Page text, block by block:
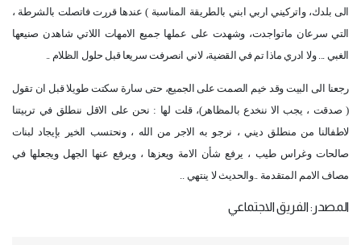
الى بلدك، واتركيني اربي ابني بالطريقة المناسبة ) عندها قررت فاتصلت بالشرطة ،
التي سرعان ماتواجدت، وشهدت على عملها جميع الامهات اللاتي شاهدن صنيعها
الغبي ... ولا ادري ماذا تم في القضية، لاني انصرفت سريعا قبل حلول الظلام ..
رجعنا الى البيت وقد خيم الصمت على الجميع، حتى سارة سكتت طويلا قبل ان تقول
( صدقت ، يجب الا ننخدع بالمظاهر)، قلت لها : نحن على الاقل ننطلق في تربيتنا
لاطفالنا من منطلق ديني ، نرجو به الاجر من الله ، ونحتسب الخير بإيجاد لبنات
صالحات وغراس طيب ، يرفع شأن الامة ويعزها ، ويرفع عنها الجهل ويجعلها في
مصاف الامم المتقدمة ..والحديث لا ينتهي ..
المصدر: الفريق الاجتماعي